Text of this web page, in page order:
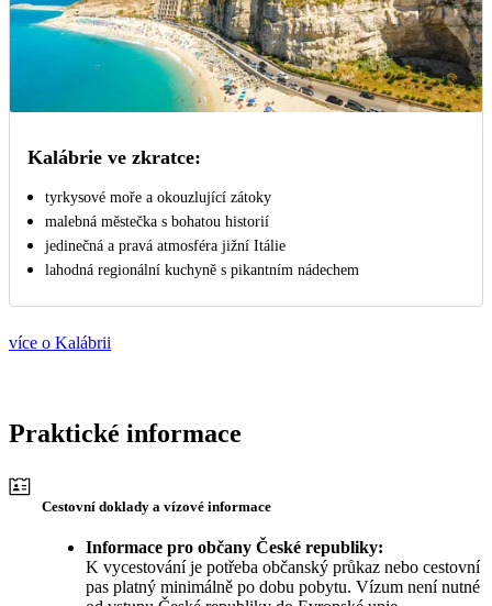
Kalábrie ve zkratce:
tyrkysové moře a okouzlující zátoky
malebná městečka s bohatou historií
jedinečná a pravá atmosféra jižní Itálie
lahodná regionální kuchyně s pikantním nádechem
více o Kalábrii
Praktické informace
Cestovní doklady a vízové informace
Informace pro občany České republiky:
K vycestování je potřeba občanský průkaz nebo cestovní
pas platný minimálně po dobu pobytu. Vízum není nutné